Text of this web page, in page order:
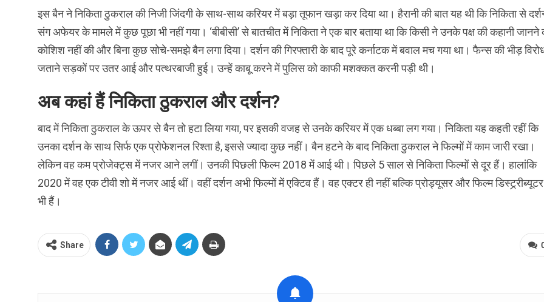
इस बैन ने निकिता ठुकराल की निजी जिंदगी के साथ-साथ करियर में बड़ा तूफान खड़ा कर दिया था। हैरानी की बात यह थी कि निकिता से
संग अफेयर के मामले में कुछ पूछा भी नहीं गया। ‘बीबीसी’ से बातचीत में निकिता ने एक बार बताया था कि किसी ने उनके पक्ष की कहानी जानने
कोशिश नहीं की और बिना कुछ सोचे-समझे बैन लगा दिया। दर्शन की गिरफ्तारी के बाद पूरे कर्नाटक में बवाल मच गया था। फैन्स की भीड़
जताने सड़कों पर उतर आई और पत्थरबाजी हुई। उन्हें काबू करने में पुलिस को काफी मशक्कत करनी पड़ी थी।
अब कहां हैं निकिता ठुकराल और दर्शन?
बाद में निकिता ठुकराल के ऊपर से बैन तो हटा लिया गया, पर इसकी वजह से उनके करियर में एक धब्बा लग गया। निकिता यह कहती रहीं कि
उनका दर्शन के साथ सिर्फ एक प्रोफेशनल रिश्ता है, इससे ज्यादा कुछ नहीं। बैन हटने के बाद निकिता ठुकराल ने फिल्मों में काम जारी रखा।
लेकिन वह कम प्रोजेक्ट्स में नजर आने लगीं। उनकी पिछली फिल्म 2018 में आई थी। पिछले 5 साल से निकिता फिल्मों से दूर हैं। हालांकि
2020 में वह एक टीवी शो में नजर आई थीं। वहीं दर्शन अभी फिल्मों में एक्टिव हैं। वह एक्टर ही नहीं बल्कि प्रोड्यूसर और फिल्म डिस्ट्र्रीब्यूटर
भी हैं।
Share